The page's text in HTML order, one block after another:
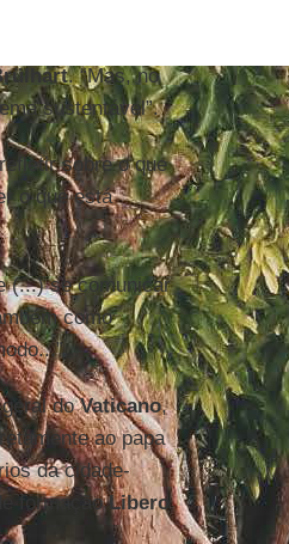
. “Mas, no
sustentável”.
sobre o que
o que está
(...) se comunicar
como
geral doVaticano,
ao papa
da cidade-
formaçãoLibero